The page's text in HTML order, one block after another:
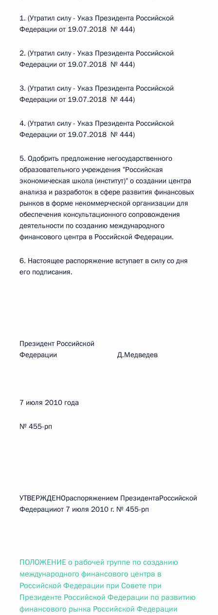
1. (Утратил силу - Указ Президента Российской
Федерации от 19.07.2018 № 444)
2. (Утратил силу - Указ Президента Российской
Федерации от 19.07.2018 № 444)
3. (Утратил силу - Указ Президента Российской
Федерации от 19.07.2018 № 444)
4. (Утратил силу - Указ Президента Российской
Федерации от 19.07.2018 № 444)
5. Одобрить предложение негосударственного
образовательного учреждения "Российская
экономическая школа (институт)" о создании центра
анализа и разработок в сфере развития финансовых
рынков в форме некоммерческой организации для
обеспечения консультационного сопровождения
деятельности по созданию международного
финансового центра в Российской Федерации.
6. Настоящее распоряжение вступает в силу со дня
его подписания.
Президент Российской
Федерации Д.Медведев
7 июля 2010 года
№ 455-рп
УТВЕРЖДЕНОраспоряжением ПрезидентаРоссийской
Федерацииот 7 июля 2010 г. № 455-рп
ПОЛОЖЕНИЕ о рабочей группе по созданию
международного финансового центра в
Российской Федерации при Совете при
Президенте Российской Федерации по развитию
финансового рынка Российской Федерации